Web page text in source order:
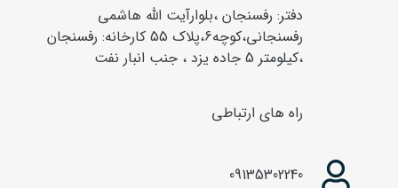
دفتر: رفسنجان ،بلوارآیت الله هاشمی
رفسنجانی،کوچه6،پلاک 55 کارخانه: رفسنجان
،کیلومتر 5 جاده یزد ، جنب انبار نفت
راه های ارتباطی
09135302240